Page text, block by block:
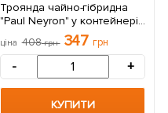
Троянда чайно-гібридна
"Paul Neyron" у контейнері,
вищий сорт 1 шт в упаковці
ціна 408грн 347 грн
- +
КУПИТИ